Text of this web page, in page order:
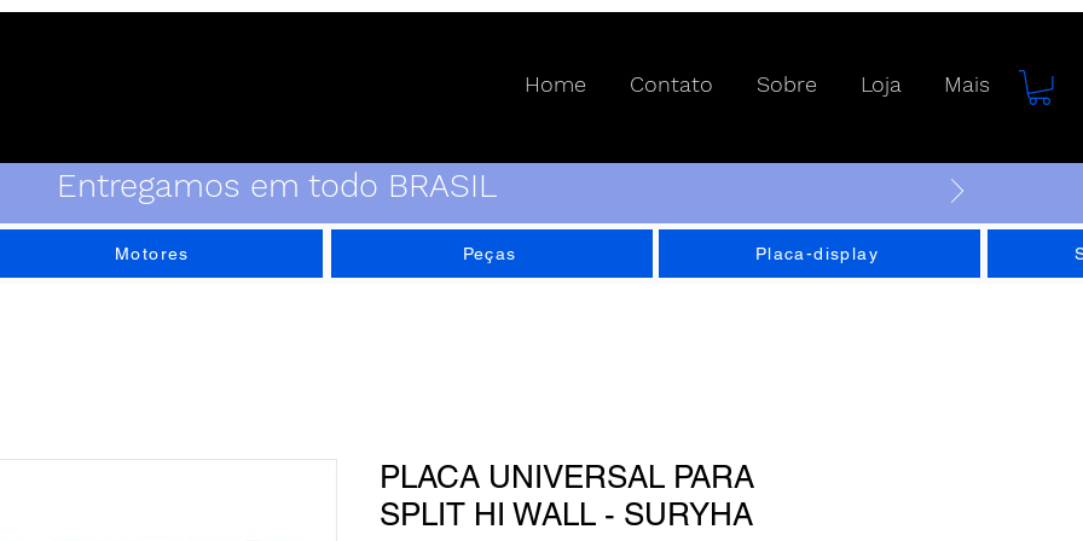
Home Contato Sobre Loja Mais
Entregamos em todo BRASIL
Motores Peças Placa-display
PLACA UNIVERSAL PARA
SPLIT HI WALL - SURYHA